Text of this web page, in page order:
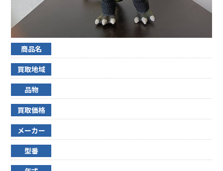
商品名
買取地域
品物
買取価格
メーカー
型番